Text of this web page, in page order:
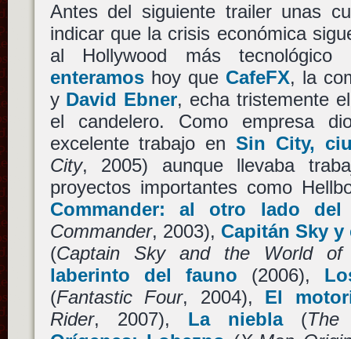
Antes del siguiente trailer unas
indicar que la crisis económica
al Hollywood más
enteramoshoy que CafeFX, la
y David Ebner, echa tristemente
el candelero. Como empresa
excelente trabajo enSin City,
City, 2005) aunque llevaba
proyectos importantes como
Commander: al otro lado del
Commander, 2003), Capitán Sky
(Captain Sky and the World of
laberinto del fauno (2006),
(Fantastic Four, 2004), El
Rider, 2007), La niebla(The